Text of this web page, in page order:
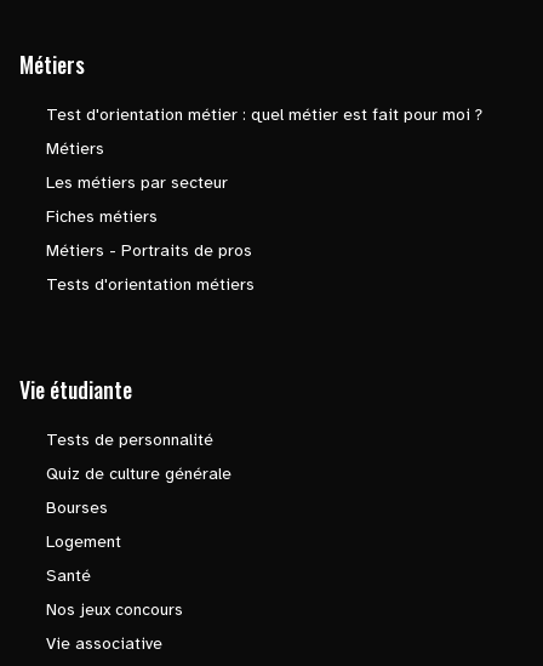
Métiers
Test d'orientation métier : quel métier est fait pour moi ?
Métiers
Les métiers par secteur
Fiches métiers
Métiers - Portraits de pros
Tests d'orientation métiers
Vie étudiante
Tests de personnalité
Quiz de culture générale
Bourses
Logement
Santé
Nos jeux concours
Vie associative